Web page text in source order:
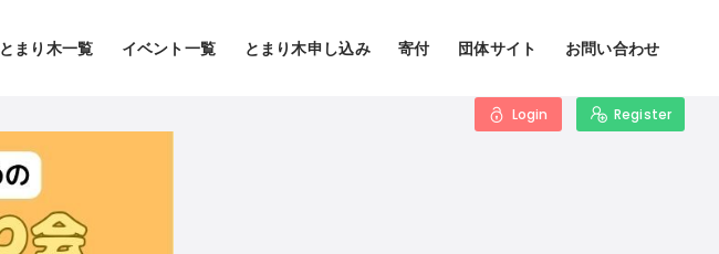
とまり木一覧 イベント一覧 とまり木申し込み 寄付 団体サイト お問い合わせ
Login Register